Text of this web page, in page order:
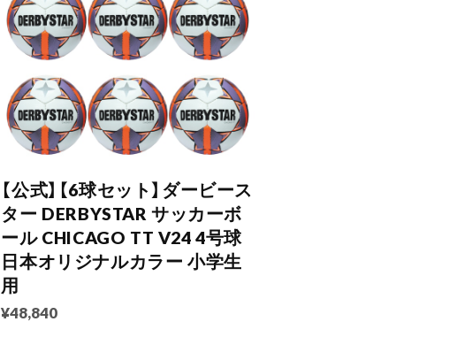
【公式】【6球セット】ダービース
ター DERBYSTAR サッカーボ
ール CHICAGO TT V24 4号球
日本オリジナルカラー 小学生
用
¥48,840